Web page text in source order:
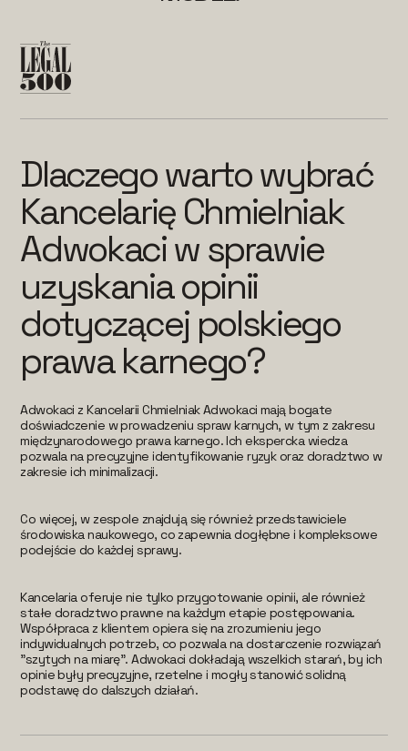
Dlaczego warto wybrać
Kancelarię Chmielniak
Adwokaci w sprawie
uzyskania opinii
dotyczącej polskiego
prawa karnego?
Adwokaci z Kancelarii Chmielniak Adwokaci mają bogate
doświadczenie w prowadzeniu spraw karnych, w tym z zakresu
międzynarodowego prawa karnego. Ich ekspercka wiedza
pozwala na precyzyjne identyfikowanie ryzyk oraz doradztwo w
zakresie ich minimalizacji.
Co więcej, w zespole znajdują się również przedstawiciele
środowiska naukowego, co zapewnia dogłębne i kompleksowe
podejście do każdej sprawy.
Kancelaria oferuje nie tylko przygotowanie opinii, ale również
stałe doradztwo prawne na każdym etapie postępowania.
Współpraca z klientem opiera się na zrozumieniu jego
indywidualnych potrzeb, co pozwala na dostarczenie rozwiązań
"szytych na miarę". Adwokaci dokładają wszelkich starań, by ich
opinie były precyzyjne, rzetelne i mogły stanowić solidną
podstawę do dalszych działań.